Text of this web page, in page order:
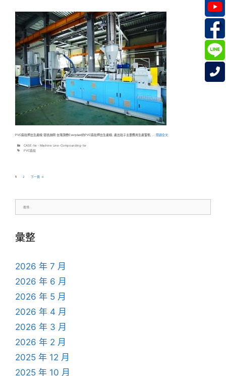
PVC造粒押出生產線 發送詢問 台灣頡懋Everplast的PVC造粒押出生產線, 產出粒子主要應用生產窗框, … 閱讀全文
分
類
CASE-tw、 Machine Line-Compounding-tw
標
PVC造粒
頁1
頁2 下一頁 →
尋:
彙整
2026 年 7 月
2026 年 6 月
2026 年 5 月
2026 年 4 月
2026 年 3 月
2026 年 2 月
2025 年 12 月
2025 年 10 月